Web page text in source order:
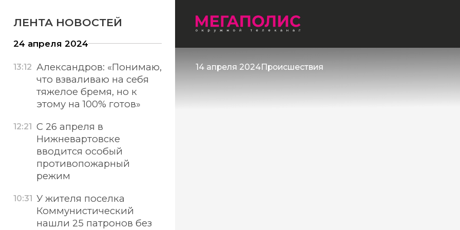
14 апреля 2024Происшествия
ЛЕНТА НОВОСТЕЙ
24 апреля 2024
13:12 Александров: «Понимаю,
что взваливаю на себя
тяжелое бремя, но к
этому на 100% готов»
12:21 С 26 апреля в
Нижневартовске
вводится особый
противопожарный
режим
10:31 У жителя поселка
Коммунистический
нашли 25 патронов без